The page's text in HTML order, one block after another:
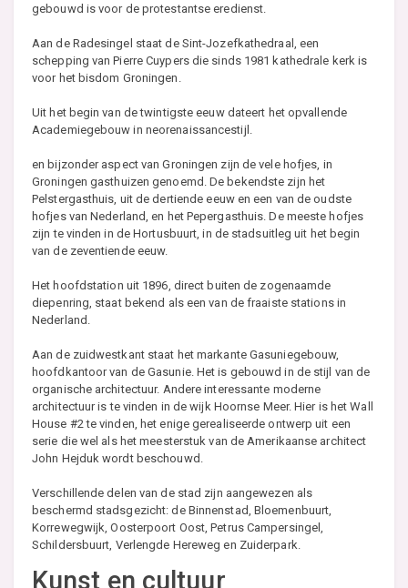
gebouwd is voor de protestantse eredienst.
Aan de Radesingel staat de Sint-Jozefkathedraal, een
schepping van Pierre Cuypers die sinds 1981 kathedrale kerk is
voor het bisdom Groningen.
Uit het begin van de twintigste eeuw dateert het opvallende
Academiegebouw in neorenaissancestijl.
en bijzonder aspect van Groningen zijn de vele hofjes, in
Groningen gasthuizen genoemd. De bekendste zijn het
Pelstergasthuis, uit de dertiende eeuw en een van de oudste
hofjes van Nederland, en het Pepergasthuis. De meeste hofjes
zijn te vinden in de Hortusbuurt, in de stadsuitleg uit het begin
van de zeventiende eeuw.
Het hoofdstation uit 1896, direct buiten de zogenaamde
diepenring, staat bekend als een van de fraaiste stations in
Nederland.
Aan de zuidwestkant staat het markante Gasuniegebouw,
hoofdkantoor van de Gasunie. Het is gebouwd in de stijl van de
organische architectuur. Andere interessante moderne
architectuur is te vinden in de wijk Hoornse Meer. Hier is het Wall
House #2 te vinden, het enige gerealiseerde ontwerp uit een
serie die wel als het meesterstuk van de Amerikaanse architect
John Hejduk wordt beschouwd.
Verschillende delen van de stad zijn aangewezen als
beschermd stadsgezicht: de Binnenstad, Bloemenbuurt,
Korrewegwijk, Oosterpoort Oost, Petrus Campersingel,
Schildersbuurt, Verlengde Hereweg en Zuiderpark.
Kunst en cultuur